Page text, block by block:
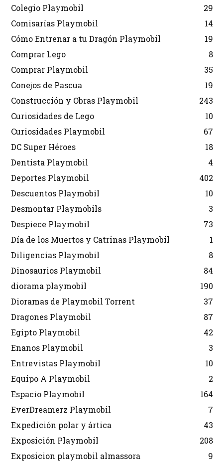
Colegio Playmobil
29
Comisarías Playmobil
14
Cómo Entrenar a tu Dragón Playmobil
19
Comprar Lego
8
Comprar Playmobil
35
Conejos de Pascua
19
Construcción y Obras Playmobil
243
Curiosidades de Lego
10
Curiosidades Playmobil
67
DC Super Héroes
18
Dentista Playmobil
4
Deportes Playmobil
402
Descuentos Playmobil
10
Desmontar Playmobils
3
Despiece Playmobil
73
Día de los Muertos y Catrinas Playmobil
1
Diligencias Playmobil
8
Dinosaurios Playmobil
84
diorama playmobil
190
Dioramas de Playmobil Torrent
37
Dragones Playmobil
87
Egipto Playmobil
42
Enanos Playmobil
3
Entrevistas Playmobil
10
Equipo A Playmobil
2
Espacio Playmobil
164
EverDreamerz Playmobil
7
Expedición polar y ártica
43
Exposición Playmobil
208
Exposicion playmobil almassora
9